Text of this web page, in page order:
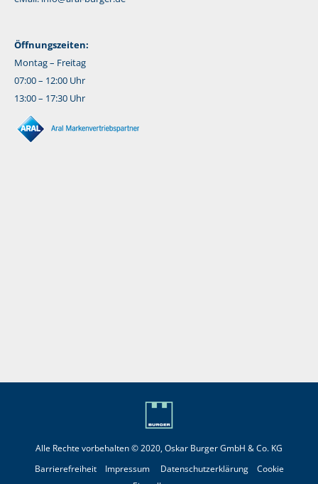
Öffnungszeiten:
Montag – Freitag
07:00 – 12:00 Uhr
13:00 – 17:30 Uhr
Alle Rechte vorbehalten © 2020, Oskar Burger GmbH & Co. KG
Barrierefreiheit
Impressum Datenschutzerklärung
Cookie